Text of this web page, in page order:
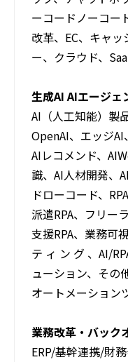
ーコードノーコー
改革、EC、キャ
ー、クラウド、
生成AI AIエージェ
AI（人工知能）製
OpenAI、エッジAI
AIレコメンド、
識、AI人材開発、
ドローコード、
派遣RPA、フリー
支援RPA、業務可
テ ィ ン グ 、AI/
ューション、その
オートメーション
業務改革・バック
ERP/基幹連携/財